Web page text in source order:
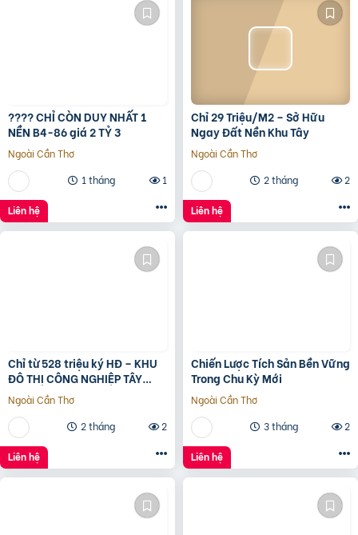
???? CHỈ CÒN DUY NHẤT 1
NỀN B4-86 giá 2 TỶ 3
Ngoài Cần Thơ
1 tháng
1
Liên hệ
Chỉ 29 Triệu/M2 – Sở Hữu
Ngay Đất Nền Khu Tây
Ngoài Cần Thơ
2 tháng
2
Liên hệ
Chỉ từ 528 triệu ký HĐ – KHU
ĐÔ THỊ CÔNG NGHIỆP TÂY
NAM TP.HCM
Ngoài Cần Thơ
2 tháng
2
Liên hệ
Chiến Lược Tích Sản Bền Vững
Trong Chu Kỳ Mới
Ngoài Cần Thơ
3 tháng
2
Liên hệ